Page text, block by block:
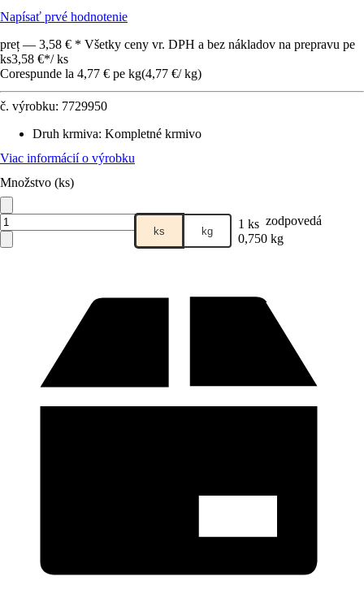
Napísať prvé hodnotenie
preț — 3,58 € * Všetky ceny vr. DPH a bez nákladov na prepravu pe
ks3,58 €*/ ks
Corespunde la 4,77 € pe kg(4,77 €/ kg)
č. výrobku: 7729950
Druh krmiva: Kompletné krmivo
Viac informácií o výrobku
Množstvo (ks)
ks kg 1 ks zodpovedá
0,750 kg